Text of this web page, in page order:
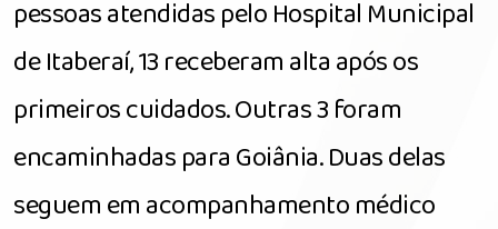
pessoas atendidas pelo Hospital Municipal
de Itaberaí, 13 receberam alta após os
primeiros cuidados. Outras 3 foram
encaminhadas para Goiânia. Duas delas
seguem em acompanhamento médico